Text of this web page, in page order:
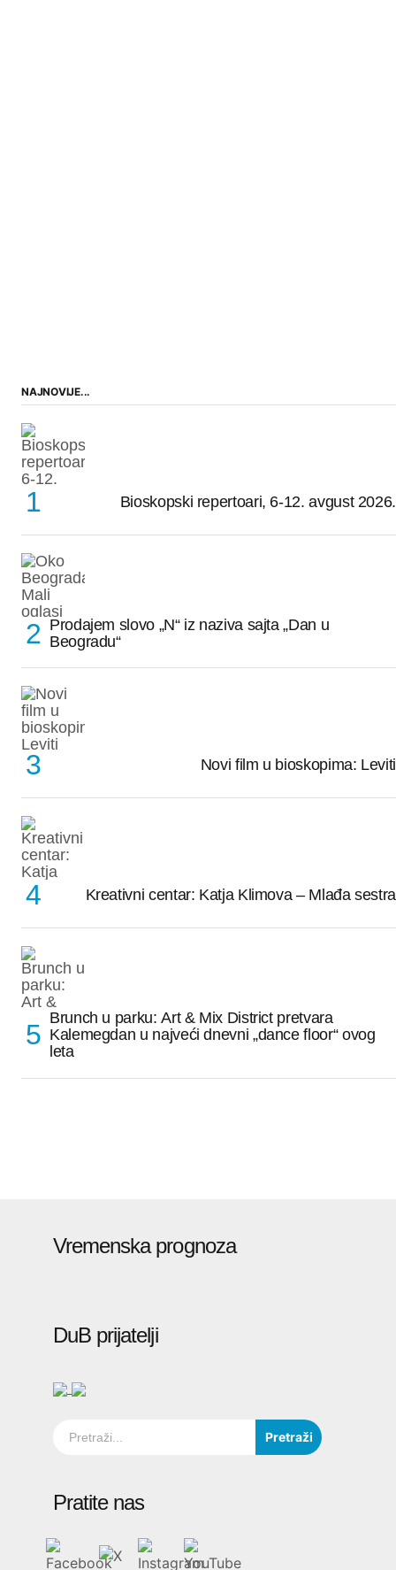
NAJNOVIJE...
Bioskopski repertoari, 6-12. avgust 2026.
Prodajem slovo „N“ iz naziva sajta „Dan u
Beogradu“
Novi film u bioskopima: Leviti
Kreativni centar: Katja Klimova – Mlađa sestra
Brunch u parku: Art & Mix District pretvara
Kalemegdan u najveći dnevni „dance floor“ ovog
leta
Vremenska prognoza
DuB prijatelji
Pretraži
Pratite nas